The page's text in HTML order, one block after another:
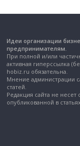
Идеи организации
предпринимателям.
При полной и/или
активная гиперссылка
hobiz.ru обязательна.
Мнение администрации
статей.
Редакция сайта не несет
опубликованной в